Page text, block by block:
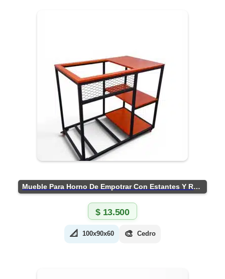
Mueble Para Horno De Empotrar Con Estantes Y Ruedas
$13.500
📐 100x90x60 🎨 Cedro